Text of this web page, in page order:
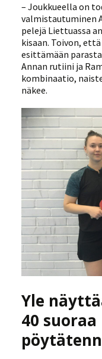
– Joukkueella on
valmistautuminen
pelejä Liettuassa
kisaan. Toivon,
esittämään
Annan rutiini ja
kombinaatio,
näkee.
Yle
40 suoraa